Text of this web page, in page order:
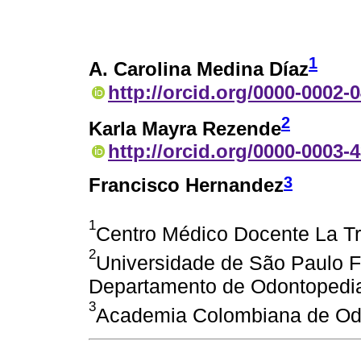
A. Carolina Medina Díaz1
http://orcid.org/0000-0002-
Karla Mayra Rezende2
http://orcid.org/0000-0003-
Francisco Hernandez3
1Centro Médico Docente La
2Universidade de São Paulo
Departamento de
3Academia Colombiana de